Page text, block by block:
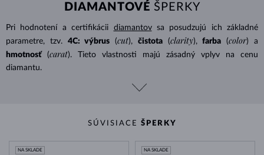
DIAMANTOVÉ ŠPERKY
Pri hodnotení a certifikácii diamantovsa posudzujú ich základné
parametre, tzv.
4C: výbrus (cut), čistota (clarity), farba (color) a
hmotnosť
(carat). Tieto vlastnosti majú zásadný vplyv na cenu
diamantu.
SÚVISIACE ŠPERKY
NA SKLADE NA SKLADE